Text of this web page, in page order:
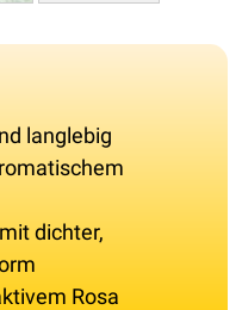
langlebig
dichter,
Rosa